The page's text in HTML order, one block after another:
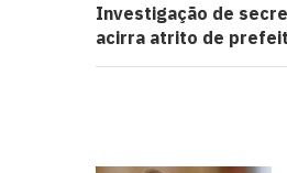
Investigação de
acirra atrito de